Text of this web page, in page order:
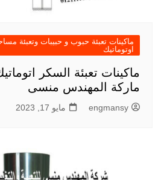
ماكينات تعبئة حبوب و حبيبات وتعبئة
اوتوماتيك
ماركة المهندس منسى
engmansy مايو 17, 2023